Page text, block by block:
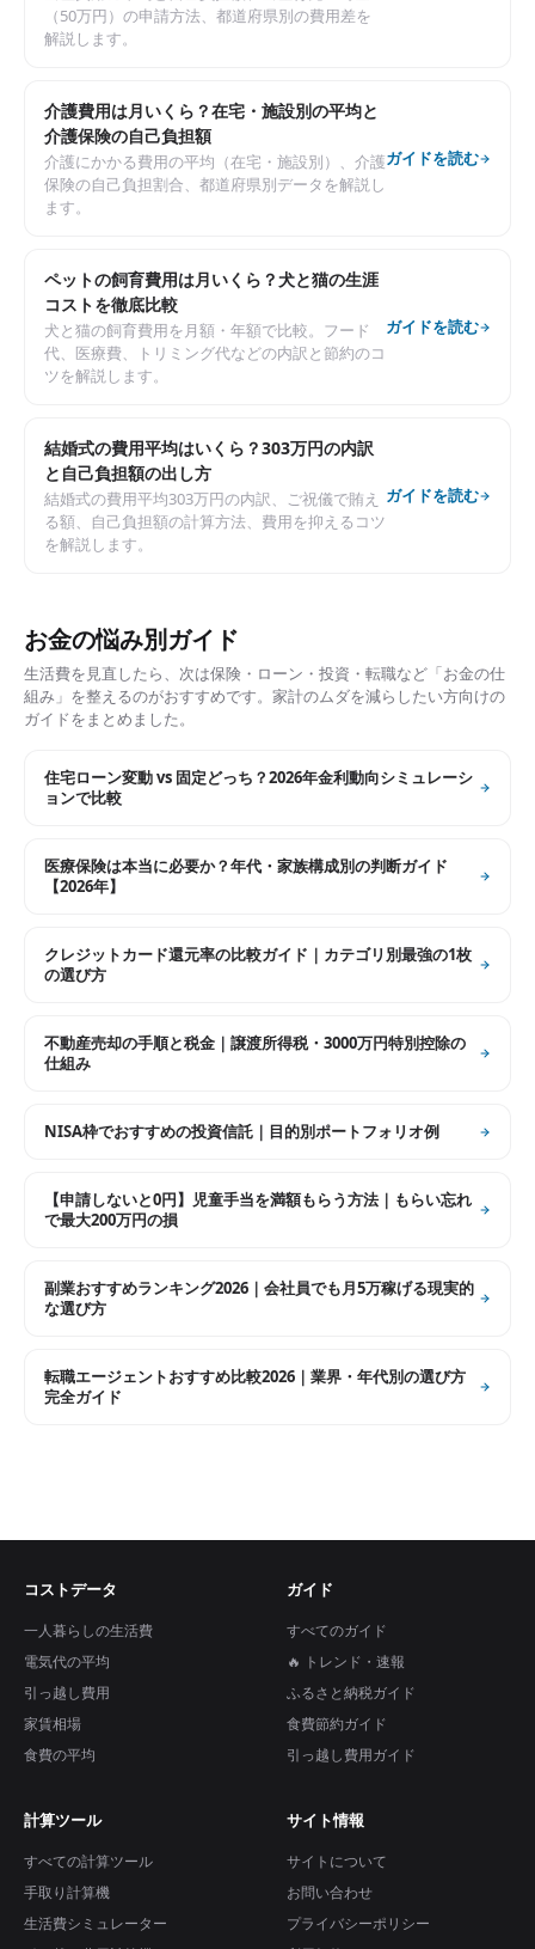
（50万円）の申請方法、都道府県別の費用差を
解説します。
介護費用は月いくら？在宅・施設別の平均と
介護保険の自己負担額
介護にかかる費用の平均（在宅・施設別）、介護
保険の自己負担割合、都道府県別データを解説し
ます。
ガイドを読む
ペットの飼育費用は月いくら？犬と猫の生涯
コストを徹底比較
犬と猫の飼育費用を月額・年額で比較。フード
代、医療費、トリミング代などの内訳と節約のコ
ツを解説します。
ガイドを読む
結婚式の費用平均はいくら？303万円の内訳
と自己負担額の出し方
結婚式の費用平均303万円の内訳、ご祝儀で賄え
る額、自己負担額の計算方法、費用を抑えるコツ
を解説します。
ガイドを読む
お金の悩み別ガイド
生活費を見直したら、次は保険・ローン・投資・転職など「お金の仕
組み」を整えるのがおすすめです。家計のムダを減らしたい方向けの
ガイドをまとめました。
住宅ローン変動 vs 固定どっち？2026年金利動向シミュレーシ
ョンで比較
医療保険は本当に必要か？年代・家族構成別の判断ガイド
【2026年】
クレジットカード還元率の比較ガイド｜カテゴリ別最強の1枚
の選び方
不動産売却の手順と税金｜譲渡所得税・3000万円特別控除の
仕組み
NISA枠でおすすめの投資信託｜目的別ポートフォリオ例
【申請しないと0円】児童手当を満額もらう方法｜もらい忘れ
で最大200万円の損
副業おすすめランキング2026｜会社員でも月5万稼げる現実的
な選び方
転職エージェントおすすめ比較2026｜業界・年代別の選び方
完全ガイド
コストデータ
一人暮らしの生活費
電気代の平均
引っ越し費用
家賃相場
食費の平均
ガイド
すべてのガイド
🔥 トレンド・速報
ふるさと納税ガイド
食費節約ガイド
引っ越し費用ガイド
計算ツール
すべての計算ツール
手取り計算機
生活費シミュレーター
サイト情報
サイトについて
お問い合わせ
プライバシーポリシー